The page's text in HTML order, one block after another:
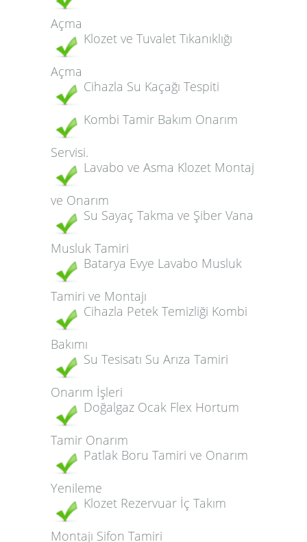
Açma
Klozet ve Tuvalet Tıkanıklığı
Açma
Cihazla Su Kaçağı Tespiti
Kombi Tamir Bakım Onarım
Servisi.
Lavabo ve Asma Klozet Montaj
ve Onarım
Su Sayaç Takma ve Şiber Vana
Musluk Tamiri
Batarya Evye Lavabo Musluk
Tamiri ve Montajı
Cihazla Petek Temizliği Kombi
Bakımı
Su Tesisatı Su Arıza Tamiri
Onarım İşleri
Doğalgaz Ocak Flex Hortum
Tamir Onarım
Patlak Boru Tamiri ve Onarım
Yenileme
Klozet Rezervuar İç Takım
Montajı Sifon Tamiri